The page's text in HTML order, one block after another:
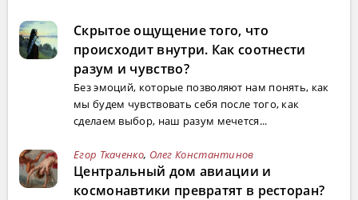
Скрытое ощущение того, что
происходит внутри. Как соотнести
разум и чувство?
Без эмоций, которые позволяют нам понять, как
мы будем чувствовать себя после того, как
сделаем выбор, наш разум мечется...
Егор Ткаченко, Олег Константинов
Центральный дом авиации и
космонавтики превратят в ресторан?